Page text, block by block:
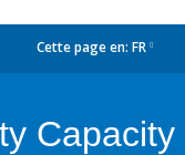
Cette page en: FR
Capacity